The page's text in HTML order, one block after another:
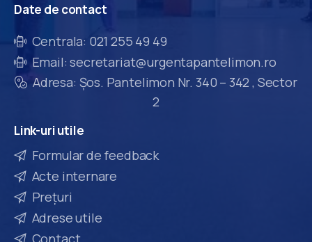
Date de contact
Centrala: 021 255 49 49
Email: secretariat@urgentapantelimon.ro
Adresa: Șos. Pantelimon Nr. 340 – 342 , Sector
2
Link-uriutile
Formular de feedback
Acte internare
Prețuri
Adrese utile